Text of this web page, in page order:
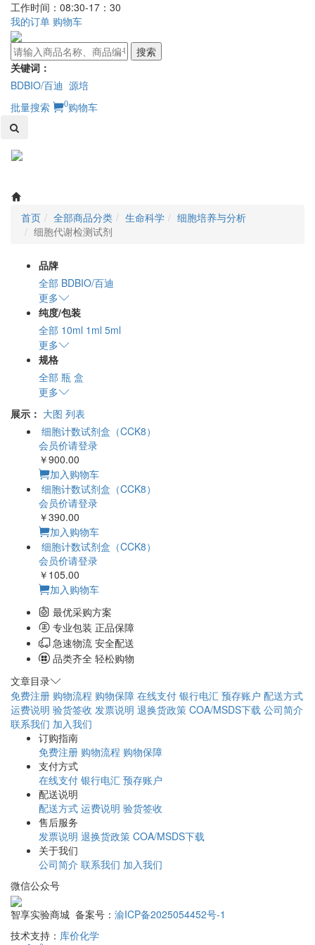
工作时间：08:30-17：30
我的订单 购物车
搜索
关键词：
BDBIO/百迪 源培
批量搜索
0购物车
首页 全部商品分类 生命科学
细胞培养与分析
细胞代谢检测试剂
品牌
全部 BDBIO/百迪
更多
纯度/包装
全部 10ml 1ml 5ml
更多
规格
全部 瓶 盒
更多
展示： 大图 列表
细胞计数试剂盒（CCK8）
会员价请登录
￥900.00
加入购物车
细胞计数试剂盒（CCK8）
会员价请登录
￥390.00
加入购物车
细胞计数试剂盒（CCK8）
会员价请登录
￥105.00
加入购物车
最优采购方案
专业包装 正品保障
急速物流 安全配送
品类齐全 轻松购物
文章目录
免费注册 购物流程 购物保障 在线支付 银行电汇 预存账户 配送方式
运费说明 验货签收 发票说明 退换货政策 COA/MSDS下载 公司简介
联系我们 加入我们
订购指南
免费注册 购物流程 购物保障
支付方式
在线支付 银行电汇 预存账户
配送说明
配送方式 运费说明 验货签收
售后服务
发票说明 退换货政策 COA/MSDS下载
关于我们
公司简介 联系我们 加入我们
微信公众号
智享实验商城 备案号： 渝ICP备2025054452号-1
技术支持： 库价化学